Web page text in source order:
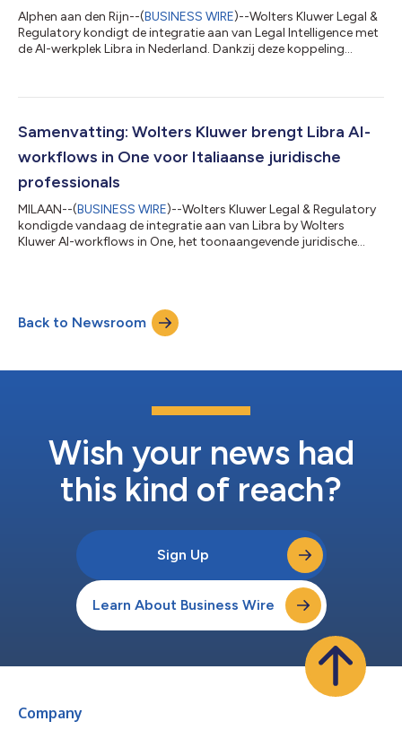
Alphen aan den Rijn--(BUSINESS WIRE)--Wolters Kluwer Legal &
Regulatory kondigt de integratie aan van Legal Intelligence met
de AI-werkplek Libra in Nederland. Dankzij deze koppeling
publieke bronnen, bovenop het bestaande aanbod in Libra. “Met
volgende stap richting volledig geïntegreerde, AI-gedreven
Samenvatting: Wolters Kluwer brengt Libra AI-
workflows in One voor Italiaanse juridische
professionals
MILAAN--(BUSINESS WIRE)--Wolters Kluwer Legal & Regulatory
kondigde vandaag de integratie aan van Libra by Wolters
Kluwer AI-workflows in One, het toonaangevende juridische
land. Dankzij de integratie zijn generatieve AI-functies
rechtstreeks in de onderzoeksworkflow van juridische
professionals beschikbaar,...
Back to Newsroom
Wish your news had
this kind of reach?
Sign Up
Learn About Business Wire
Company